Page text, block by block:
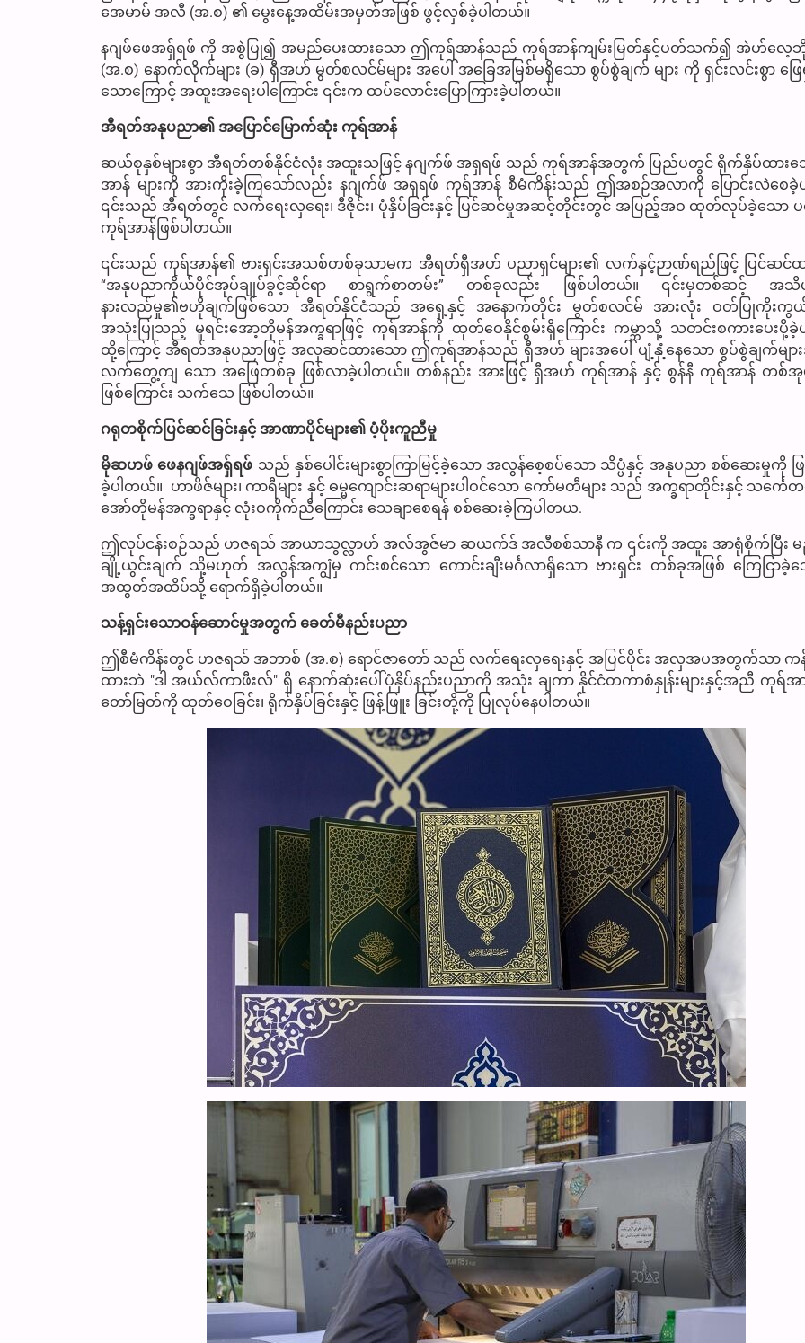
အေမာမ် အလီ (အ.စ) ၏ မွေးနေ့အထိမ်းအမှတ်အဖြစ် ဖွင့်လှစ်ခဲ့ပါတယ်။
နဂျဖ်ဖေအရှ်ရဖ် ကို အစွဲပြု၍ အမည်ပေးထားသော ဤကုရ်အာန်သည် ကုရ်အာန်ကျမ်းမြတ်နှင့်ပတ်သက်၍ အဲဟ်လ
(အ.စ) နောက်လိုက်များ (ခ) ရှီအဟ် မွတ်စလင်မ်များ အပေါ် အခြေအမြစ်မရှိသော စွပ်စွဲချက် များ ကို ရှင်းလင်းစွာ ဖြေ
သောကြောင့် အထူးအရေးပါကြောင်း ၎င်းက ထပ်လောင်းပြောကြားခဲ့ပါတယ်။
အီရတ်အနုပညာ၏ အပြောင်မြောက်ဆုံး ကုရ်အာန်
ဆယ်စုနှစ်များစွာ အီရတ်တစ်နိုင်ငံလုံး အထူးသဖြင့် နဂျက်ဖ် အရှရဖ် သည် ကုရ်အာန်အတွက် ပြည်ပတွင် ရိုက်နှိပ်ထား
အာန် များကို အားကိုးခဲ့ကြသော်လည်း နဂျက်ဖ် အရှရဖ် ကုရ်အာန် စီမံကိန်းသည် ဤအစဉ်အလာကို ပြောင်းလဲစေခဲ့
၎င်းသည် အီရတ်တွင် လက်ရေးလှရေး၊ ဒီဇိုင်း၊ ပုံနှိပ်ခြင်းနှင့် ပြင်ဆင်မှုအဆင့်တိုင်းတွင် အပြည့်အဝ ထုတ်လုပ်ခဲ့သော
ကုရ်အာန်ဖြစ်ပါတယ်။
၎င်းသည် ကုရ်အာန်၏ ဗားရှင်းအသစ်တစ်ခုသာမက အီရတ်ရှီအဟ် ပညာရှင်များ၏ လက်နှင့်ဉာဏ်ရည်ဖြင့် ပြင်ဆင်ထ
“အနုပညာကိုယ်ပိုင်အုပ်ချုပ်ခွင့်ဆိုင်ရာ စာရွက်စာတမ်း” တစ်ခုလည်း ဖြစ်ပါတယ်။ ၎င်းမှတစ်ဆင့် အသိ
နားလည်မှု၏ဗဟိုချက်ဖြစ်သော အီရတ်နိုင်ငံသည် အရှေ့နှင့် အနောက်တိုင်း မွတ်စလင်မ် အားလုံး ဝတ်ပြုကိုးကွ
အသုံးပြုသည့် မူရင်းအော့တိုမန်အက္ခရာဖြင့် ကုရ်အာန်ကို ထုတ်ဝေနိုင်စွမ်းရှိကြောင်း ကမ္ဘာသို့ သတင်းစကားပေးပို့ခဲ့
ထို့ကြောင့် အီရတ်အနုပညာဖြင့် အလှဆင်ထားသော ဤကုရ်အာန်သည် ရှီအဟ် များအပေါ် ပျံ့နှံ့နေသော စွပ်စွဲချက်မျ
လက်တွေ့ကျ သော အဖြေတစ်ခု ဖြစ်လာခဲ့ပါတယ်။ တစ်နည်း အားဖြင့် ရှီအဟ် ကုရ်အာန် နှင့် စွန်နီ ကုရ်အာန် တစ်
ဖြစ်ကြောင်း သက်သေ ဖြစ်ပါတယ်။
ဂရုတစိုက်ပြင်ဆင်ခြင်းနှင့် အာဏာပိုင်များ၏ ပံ့ပိုးကူညီမှု
မိုဆဟဖ် ဖေနဂျဖ်အရှ်ရဖ် သည် နှစ်ပေါင်းများစွာကြာမြင့်ခဲ့သော အလွန်စေ့စပ်သော သိပ္ပံနှင့် အနုပညာ စစ်ဆေးမှုကို
ခဲ့ပါတယ်။ ဟာဖိဇ်များ၊ ကာရီများ နှင့် ဓမ္မကျောင်းဆရာများပါဝင်သော ကော်မတီများ သည် အက္ခရာတိုင်းနှင့် သင်္က
အော်တိုမန်အက္ခရာနှင့် လုံးဝကိုက်ညီကြောင်း သေချာစေရန် စစ်ဆေးခဲ့ကြပါတယ.
ဤလုပ်ငန်းစဉ်သည် ဟဇရသ် အာယာသွလ္လာဟ် အလ်အွဇ်မာ ဆယက်ဒ် အလီစစ်သာနီ က ၎င်းကို အထူး အာရုံစိုက်ပြီး
ချို့ယွင်းချက် သို့မဟုတ် အလွန်အကျွံမှ ကင်းစင်သော ကောင်းချီးမင်္ဂလာရှိသော ဗားရှင်း တစ်ခုအဖြစ် ကြေငြာခဲ့သ
အထွတ်အထိပ်သို့ ရောက်ရှိခဲ့ပါတယ်။
သန့်ရှင်းသောဝန်ဆောင်မှုအတွက် ခေတ်မီနည်းပညာ
ဤစီမံကိန်းတွင် ဟဇရသ် အဘာစ် (အ.စ) ရောင်ဇာတော် သည် လက်ရေးလှရေးနှင့် အပြင်ပိုင်း အလှအပအတွက်သာ
ထားဘဲ "ဒါ အယ်လ်ကာဖီးလ်" ရှိ နောက်ဆုံးပေါ်ပုံနှိပ်နည်းပညာကို အသုံး ချကာ နိုင်ငံတကာစံနှုန်းများနှင့်အညီ ကုရ်အာ
တော်မြတ်ကို ထုတ်ဝေခြင်း၊ ရိုက်နှိပ်ခြင်းနှင့် ဖြန့်ဖြူး ခြင်းတို့ကို ပြုလုပ်နေပါတယ်။